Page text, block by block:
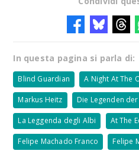
In questa pagina si parla di:
Blind Guardian A Night At The
Markus Heitz Die Legenden
La Leggenda degli Albi At The
Felipe Machado Franco Felipe